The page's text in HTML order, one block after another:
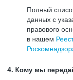
Полный
данных с
правового
в нашем
4. Кому мы